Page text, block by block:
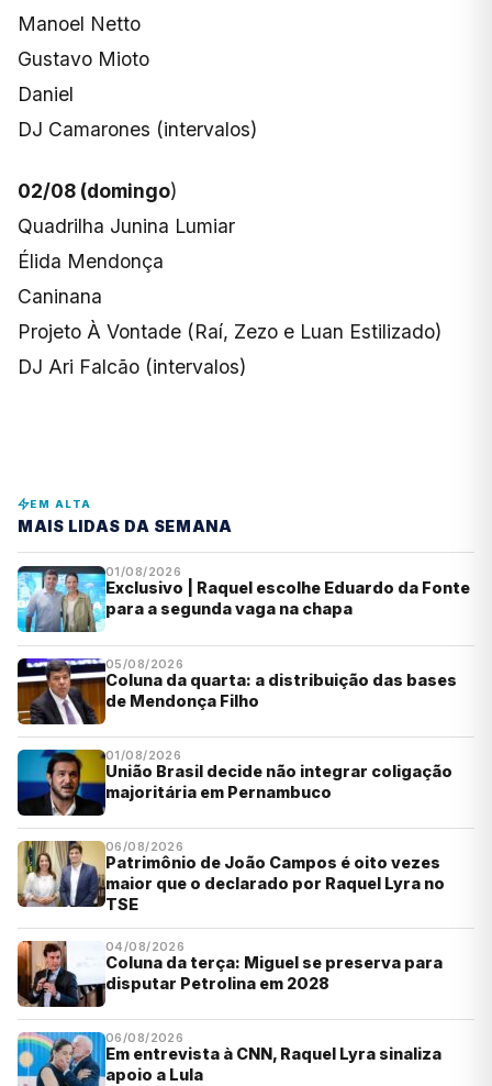
Manoel Netto
Gustavo Mioto
Daniel
DJ Camarones (intervalos)
02/08 (domingo)
Quadrilha Junina Lumiar
Élida Mendonça
Caninana
Projeto À Vontade (Raí, Zezo e Luan Estilizado)
DJ Ari Falcão (intervalos)
EM ALTA
MAIS LIDAS DA SEMANA
01/08/2026
Exclusivo | Raquel escolhe Eduardo da Fonte
para a segunda vaga na chapa
05/08/2026
Coluna da quarta: a distribuição das bases
de Mendonça Filho
01/08/2026
União Brasil decide não integrar coligação
majoritária em Pernambuco
06/08/2026
Patrimônio de João Campos é oito vezes
maior que o declarado por Raquel Lyra no
TSE
04/08/2026
Coluna da terça: Miguel se preserva para
disputar Petrolina em 2028
06/08/2026
Em entrevista à CNN, Raquel Lyra sinaliza
apoio a Lula